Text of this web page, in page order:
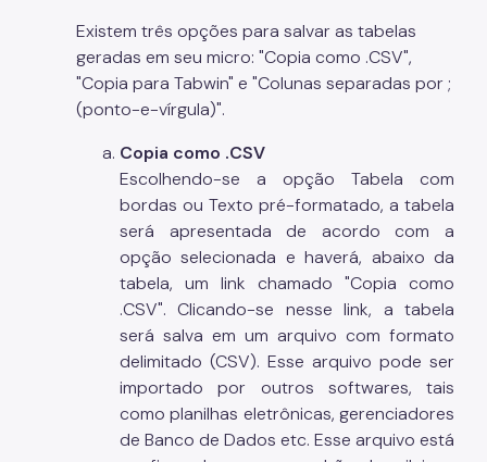
Existem três opções para salvar as tabelas
geradas em seu micro: "Copia como .CSV",
"Copia para Tabwin" e "Colunas separadas por ;
(ponto-e-vírgula)".
Copia como .CSV
Escolhendo-se a opção Tabela com
bordas ou Texto pré-formatado, a tabela
será apresentada de acordo com a
opção selecionada e haverá, abaixo da
tabela, um link chamado "Copia como
.CSV". Clicando-se nesse link, a tabela
será salva em um arquivo com formato
delimitado (CSV). Esse arquivo pode ser
importado por outros softwares, tais
como planilhas eletrônicas, gerenciadores
de Banco de Dados etc. Esse arquivo está